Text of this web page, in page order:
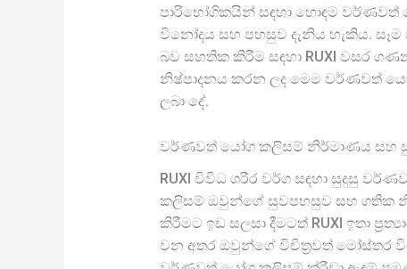
පාරිභෝගිකයින් සඳහා හොඳම වර්ණවත්
විනෝදය සහ පහසුව දැනිය හැකිය. සෑම
බව සහතික කිරීම සඳහා RUXI වසර
නිෂ්පාදනය කරන ලද මෙම වර්ණවත්
ලබා දේ.
වර්ණවත් යෝග කලිසම් නිර්මාණය සහ
RUXI විවිධ ශරීර වර්ග සඳහා සුදුසු
කලිසම් ඔවුන්ගේ සුවපහසුව සහ ගතික
කිරීමට ඉඩ සලසා දීමටත් RUXI ඉතා
වන අතර ඔවුන්ගේ විචිත්‍රවත් මෝස්තර